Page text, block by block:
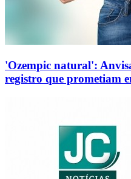
'Ozempic natural':
registro que prometiam